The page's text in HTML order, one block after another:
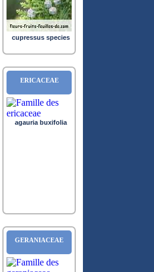
cupressus species
ERICACEAE
agauria buxifolia
GERANIACEAE